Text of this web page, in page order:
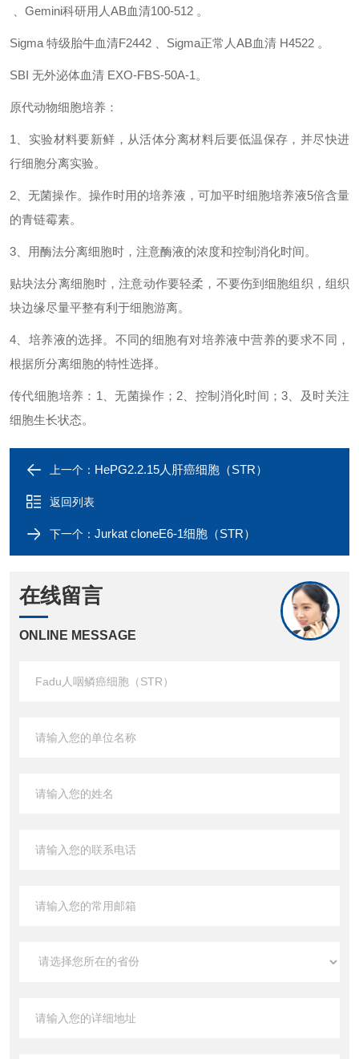
、Gemini科研用人AB血清100-512 。
Sigma 特级胎牛血清F2442 、Sigma正常人AB血清 H4522 。
SBI 无外泌体血清 EXO-FBS-50A-1。
原代动物细胞培养：
1、实验材料要新鲜，从活体分离材料后要低温保存，并尽快进
行细胞分离实验。
2、无菌操作。操作时用的培养液，可加平时细胞培养液5倍含量
的青链霉素。
3、用酶法分离细胞时，注意酶液的浓度和控制消化时间。
贴块法分离细胞时，注意动作要轻柔，不要伤到细胞组织，组织
块边缘尽量平整有利于细胞游离。
4、培养液的选择。不同的细胞有对培养液中营养的要求不同，
根据所分离细胞的特性选择。
传代细胞培养：1、无菌操作；2、控制消化时间；3、及时关注
细胞生长状态。
上一个： HePG2.2.15人肝癌细胞（​STR）
返回列表
下一个： Jurkat cloneE6-1细胞（​STR）
在线留言
ONLINE MESSAGE